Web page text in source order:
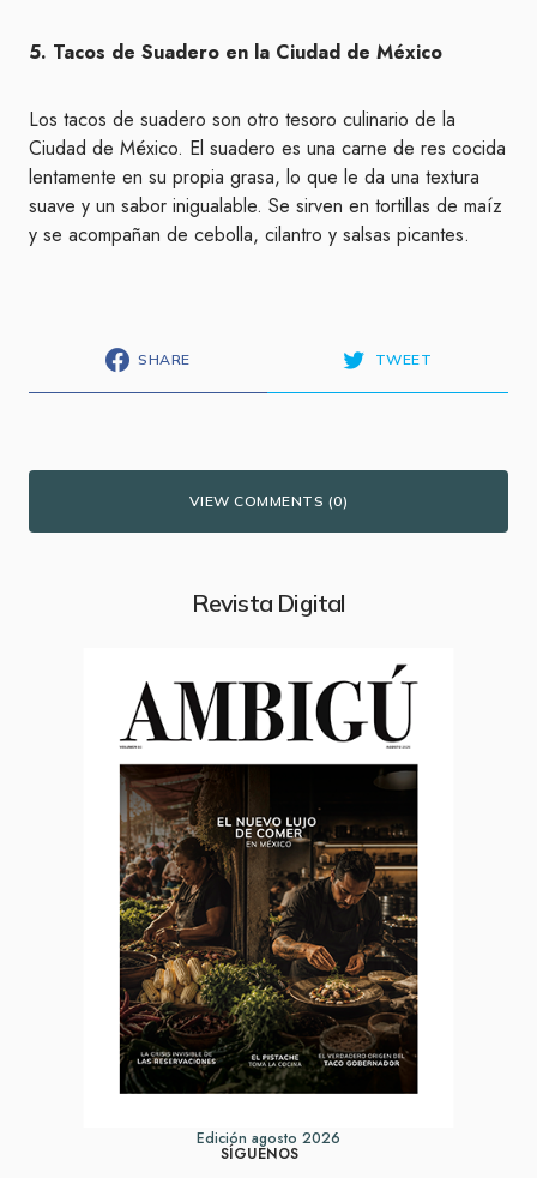
5. Tacos de Suadero en la Ciudad de México
Los tacos de suadero son otro tesoro culinario de la
Ciudad de México. El suadero es una carne de res cocida
lentamente en su propia grasa, lo que le da una textura
suave y un sabor inigualable. Se sirven en tortillas de maíz
y se acompañan de cebolla, cilantro y salsas picantes.
SHARE TWEET
VIEW COMMENTS (0)
Revista Digital
Edición agosto 2026
SÍGUENOS